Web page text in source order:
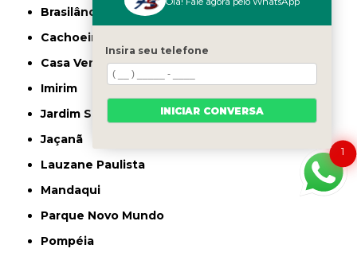
Brasilândia
Cachoeirinha
Casa Verde
Imirim
Jardim São Paulo
Jaçanã
Lauzane Paulista
Mandaqui
Parque Novo Mundo
Pompéia
1
Insira seu telefone
INICIAR CONVERSA